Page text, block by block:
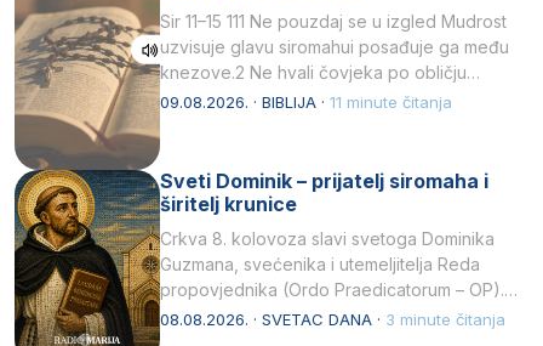
Sir 11–15 111 Ne pouzdaj se u izgled Mudrost
uzvisuje glavu siromahui posađuje ga među
knezove.2 Ne hvali čovjeka po obličju
njegovui…
09.08.2026. · BIBLIJA · 11 minute čitanja
Sveti Dominik – prijatelj siromaha i
širitelj krunice
Crkva 8. kolovoza slavi svetoga Dominika
Guzmana, svećenika i utemeljitelja Reda
propovjednika (Ordo Praedicatorum – OP).
Svojim životom, dubokom ljubavlju prema
08.08.2026. · SVETAC DANA · 3 minute čitanja